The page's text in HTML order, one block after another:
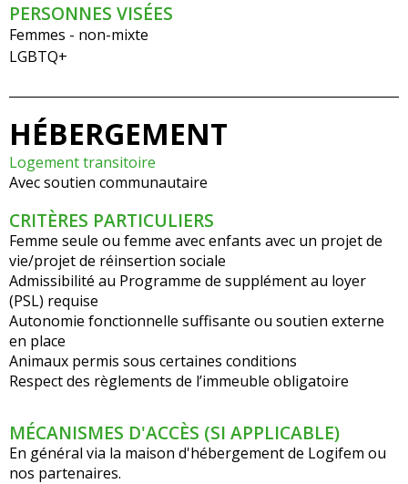
PERSONNES VISÉES
Femmes - non-mixte
LGBTQ+
HÉBERGEMENT
Logement transitoire
Avec soutien communautaire
CRITÈRES PARTICULIERS
Femme seule ou femme avec enfants avec un projet de
vie/projet de réinsertion sociale
Admissibilité au Programme de supplément au loyer
(PSL) requise
Autonomie fonctionnelle suffisante ou soutien externe
en place
Animaux permis sous certaines conditions
Respect des règlements de l’immeuble obligatoire
MÉCANISMES D'ACCÈS (SI APPLICABLE)
En général via la maison d'hébergement de Logifem ou
nos partenaires.